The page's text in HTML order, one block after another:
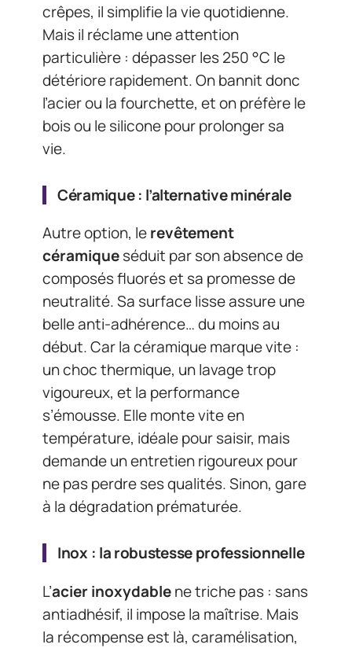
crêpes, il simplifie la vie quotidienne.
Mais il réclame une attention
particulière : dépasser les 250 °C le
détériore rapidement. On bannit donc
l’acier ou la fourchette, et on préfère le
bois ou le silicone pour prolonger sa
vie.
Céramique : l’alternative minérale
Autre option, lerevêtement
céramiqueséduit par son absence de
composés fluorés et sa promesse de
neutralité. Sa surface lisse assure une
belle anti-adhérence… du moins au
début. Car la céramique marque vite :
un choc thermique, un lavage trop
vigoureux, et la performance
s’émousse. Elle monte vite en
température, idéale pour saisir, mais
demande un entretien rigoureux pour
ne pas perdre ses qualités. Sinon, gare
à la dégradation prématurée.
Inox : la robustesse professionnelle
L’acier inoxydablene triche pas : sans
antiadhésif, il impose la maîtrise. Mais
la récompense est là, caramélisation,